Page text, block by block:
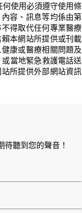
使用必須遵守使用條
容、訊息等均係由第
得取代任何專業醫療
本網站所提供或刊載
康或醫療相關問題及
當地緊急救護電話送
所提供外部網站資訊
聽到您的聲音！